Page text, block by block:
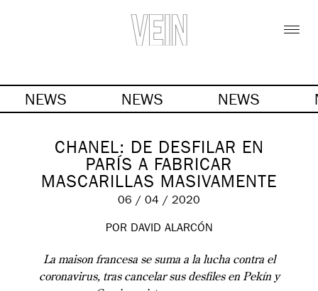
NEWS NEWS NEWS
CHANEL: DE DESFILAR EN
PARÍS A FABRICAR
MASCARILLAS MASIVAMENTE
06 / 04 / 2020
POR DAVID ALARCÓN
La maison francesa se suma a la lucha contra el
coronavirus, tras cancelar sus desfiles en Pekín y